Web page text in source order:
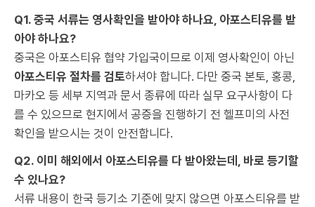
Q1. 중국 서류는 영사확인을 받아야 하나요, 아포스티유를 받
아야 하나요?
중국은 아포스티유 협약 가입국이므로 이제 영사확인이 아닌
아포스티유 절차를 검토하셔야 합니다. 다만 중국 본토, 홍콩,
마카오 등 세부 지역과 문서 종류에 따라 실무 요구사항이 다
를 수 있으므로 현지에서 공증을 진행하기 전 헬프미의 사전
확인을 받으시는 것이 안전합니다.
Q2. 이미 해외에서 아포스티유를 다 받아왔는데, 바로 등기할
수 있나요?
서류 내용이 한국 등기소 기준에 맞지 않으면 아포스티유를 받